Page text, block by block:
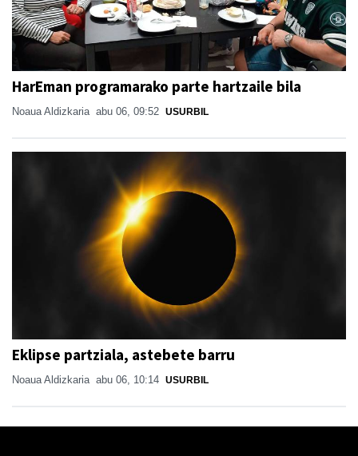
HarEman programarako parte hartzaile bila
Noaua Aldizkaria abu 06, 09:52 USURBIL
Eklipse partziala, astebete barru
Noaua Aldizkaria abu 06, 10:14 USURBIL